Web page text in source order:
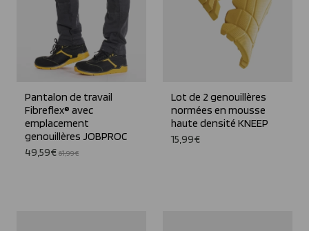
Pantalon de travail
Fibreflex® avec
emplacement
genouillères JOBPROC
49,59€ 61,99€
Lot de 2 genouillères
normées en mousse
haute densité KNEEP
15,99€